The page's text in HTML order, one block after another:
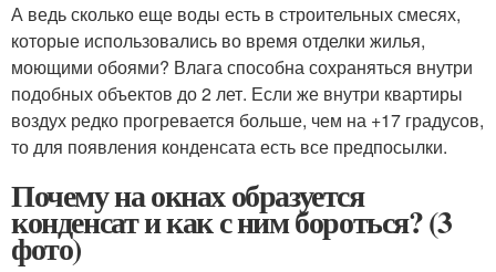
А ведь сколько еще воды есть в строительных смесях,
которые использовались во время отделки жилья,
моющими обоями? Влага способна сохраняться внутри
подобных объектов до 2 лет. Если же внутри квартиры
воздух редко прогревается больше, чем на +17 градусов,
то для появления конденсата есть все предпосылки.
Почему на окнах образуется
конденсат и как с ним бороться? (3
фото)